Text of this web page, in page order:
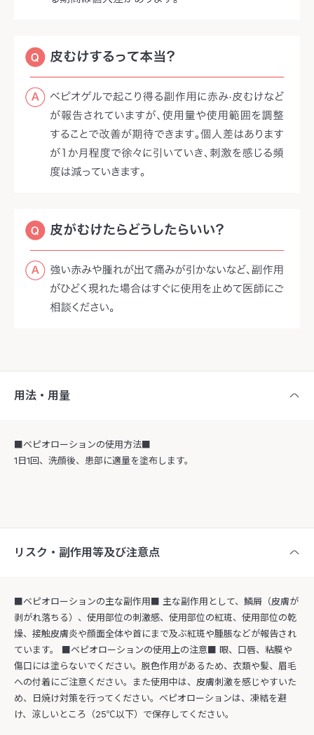
用法・用量
■ベピオローションの使用方法■
1日1回、洗顔後、患部に適量を塗布します。
リスク・副作用等及び注意点
■ベピオローションの主な副作用■ 主な副作用として、鱗屑（皮膚が
剥がれ落ちる）、使用部位の刺激感、使用部位の紅斑、使用部位の乾
燥、接触皮膚炎や顔面全体や首にまで及ぶ紅斑や腫脹などが報告され
ています。 ■ベピオローションの使用上の注意■ 眼、口唇、粘膜や
傷口には塗らないでください。脱色作用があるため、衣類や髪、眉毛
への付着にご注意ください。また使用中は、皮膚刺激を感じやすいた
め、日焼け対策を行ってください。ベピオローションは、凍結を避
け、涼しいところ（25℃以下）で保存してください。